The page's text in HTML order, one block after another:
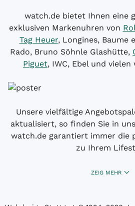
watch.de bietet Ihnen eine
exklusiven Markenuhren von
Tag Heuer, Longines, Baume
Rado, Bruno Söhnle Glashütte,
Piguet, IWC, Ebel und
Unsere vielfältige
aktualisiert, so finden Sie in
watch.de garantiert immer die
zu Ihrem
ZEIG MEHR